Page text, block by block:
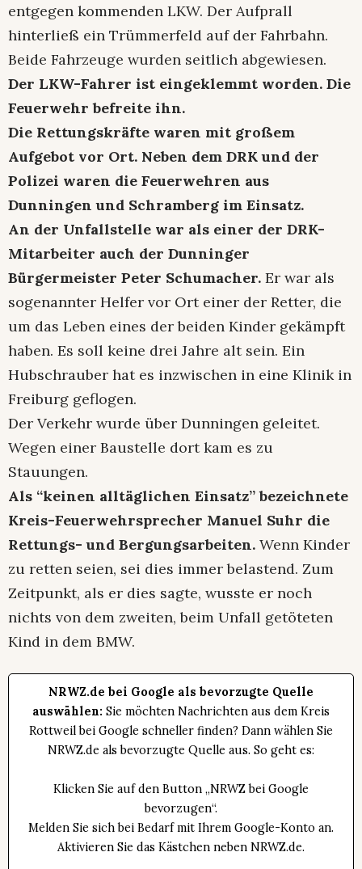
entgegen kommenden LKW. Der Aufprall
hinterließ ein Trümmerfeld auf der Fahrbahn.
Beide Fahrzeuge wurden seitlich abgewiesen.
Der LKW-Fahrer ist eingeklemmt worden. Die
Feuerwehr befreite ihn.
Die Rettungskräfte waren mit großem
Aufgebot vor Ort. Neben dem DRK und der
Polizei waren die Feuerwehren aus
Dunningen und Schramberg im Einsatz.
An der Unfallstelle war als einer der DRK-
Mitarbeiter auch der Dunninger
Bürgermeister Peter Schumacher. Er war als
sogenannter Helfer vor Ort einer der Retter, die
um das Leben eines der beiden Kinder gekämpft
haben. Es soll keine drei Jahre alt sein. Ein
Hubschrauber hat es inzwischen in eine Klinik in
Freiburg geflogen.
Der Verkehr wurde über Dunningen geleitet.
Wegen einer Baustelle dort kam es zu
Stauungen.
Als “keinen alltäglichen Einsatz” bezeichnete
Kreis-Feuerwehrsprecher Manuel Suhr die
Rettungs- und Bergungsarbeiten. Wenn Kinder
zu retten seien, sei dies immer belastend. Zum
Zeitpunkt, als er dies sagte, wusste er noch
nichts von dem zweiten, beim Unfall getöteten
Kind in dem BMW.
NRWZ.de bei Google als bevorzugte Quelle
auswählen: Sie möchten Nachrichten aus dem Kreis
Rottweil bei Google schneller finden? Dann wählen Sie
NRWZ.de als bevorzugte Quelle aus. So geht es:
Klicken Sie auf den Button „NRWZ bei Google
bevorzugen“.
Melden Sie sich bei Bedarf mit Ihrem Google-Konto an.
Aktivieren Sie das Kästchen neben NRWZ.de.